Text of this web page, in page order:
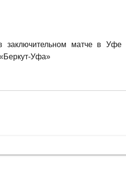
матче в Уфе
Уфа»